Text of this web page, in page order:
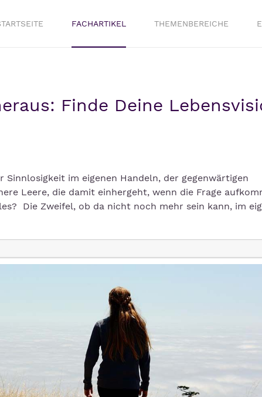
FACHARTIKEL THEMENBEREICHE
Finde Deine
im eigenen Handeln, der gegenwärtigen
Leere, die damit einhergeht, wenn die Frage
Die Zweifel, ob da nicht noch mehr sein kann, im